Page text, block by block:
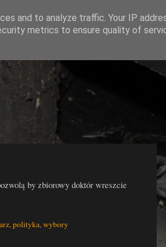
by zbiorowy doktór wreszcie
, polityka, wybory
and to analyze traffic. Your IP
metrics to ensure quality of